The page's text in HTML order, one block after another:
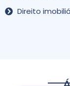
Direito